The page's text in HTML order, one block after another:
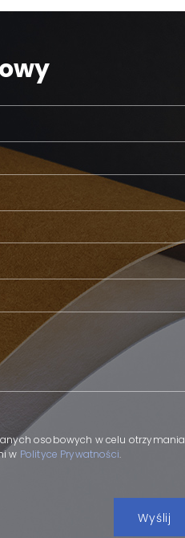
osobowych w celu otrzymania
w Polityce Prywatności.